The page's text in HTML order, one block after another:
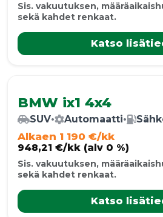
Sis. vakuutuksen,
sekä kahdet renkaat.
Katso
BMW ix1 4x4
SUV• Automaatti•
Alkaen 1 190 €/kk
948,21 €/kk (alv 0 %)
Sis. vakuutuksen,
sekä kahdet renkaat.
Katso